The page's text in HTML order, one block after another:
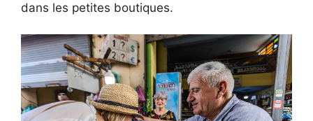
dans les petites boutiques.